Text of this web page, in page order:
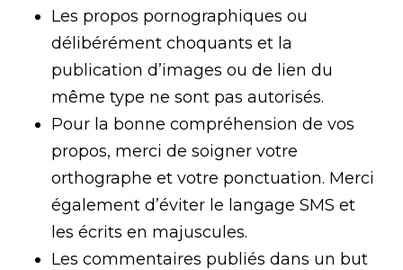
Les propos pornographiques ou
délibérément choquants et la
publication d’images ou de lien du
même type ne sont pas autorisés.
Pour la bonne compréhension de vos
propos, merci de soigner votre
orthographe et votre ponctuation. Merci
également d’éviter le langage SMS et
les écrits en majuscules.
Les commentaires publiés dans un but